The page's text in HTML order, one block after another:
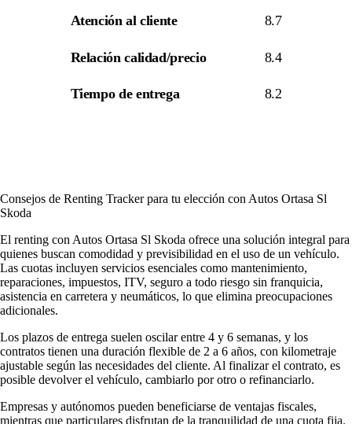
Atención al cliente 8.7
Relación calidad/precio 8.4
Tiempo de entrega 8.2
Consejos de Renting Tracker para tu elección con Autos Ortasa Sl
Skoda
El renting con Autos Ortasa Sl Skoda ofrece una solución integral para
quienes buscan comodidad y previsibilidad en el uso de un vehículo.
Las cuotas incluyen servicios esenciales como mantenimiento,
reparaciones, impuestos, ITV, seguro a todo riesgo sin franquicia,
asistencia en carretera y neumáticos, lo que elimina preocupaciones
adicionales.
Los plazos de entrega suelen oscilar entre 4 y 6 semanas, y los
contratos tienen una duración flexible de 2 a 6 años, con kilometraje
ajustable según las necesidades del cliente. Al finalizar el contrato, es
posible devolver el vehículo, cambiarlo por otro o refinanciarlo.
Empresas y autónomos pueden beneficiarse de ventajas fiscales,
mientras que particulares disfrutan de la tranquilidad de una cuota fija.